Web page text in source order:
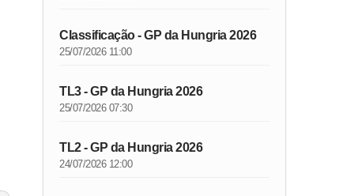
Classificação - GP da Hungria 2026
25/07/2026 11:00
TL3 - GP da Hungria 2026
25/07/2026 07:30
TL2 - GP da Hungria 2026
24/07/2026 12:00